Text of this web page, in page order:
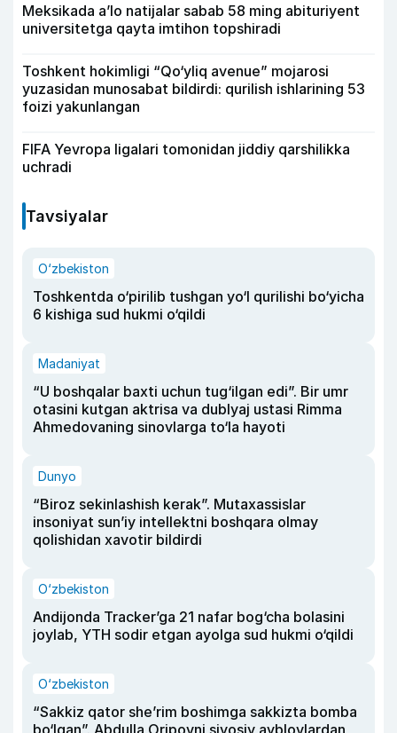
Meksikada a’lo natijalar sabab 58 ming abituriyent
universitetga qayta imtihon topshiradi
Toshkent hokimligi “Qo‘yliq avenue” mojarosi
yuzasidan munosabat bildirdi: qurilish ishlarining 53
foizi yakunlangan
FIFA Yevropa ligalari tomonidan jiddiy qarshilikka
uchradi
Tavsiyalar
O‘zbekiston
Toshkentda o‘pirilib tushgan yo‘l qurilishi bo‘yicha
6 kishiga sud hukmi o‘qildi
Madaniyat
“U boshqalar baxti uchun tug‘ilgan edi”. Bir umr
otasini kutgan aktrisa va dublyaj ustasi Rimma
Ahmedovaning sinovlarga to‘la hayoti
Dunyo
“Biroz sekinlashish kerak”. Mutaxassislar
insoniyat sun’iy intellektni boshqara olmay
qolishidan xavotir bildirdi
O‘zbekiston
Andijonda Tracker’ga 21 nafar bog‘cha bolasini
joylab, YTH sodir etgan ayolga sud hukmi o‘qildi
O‘zbekiston
“Sakkiz qator she’rim boshimga sakkizta bomba
bo‘lgan”. Abdulla Oripovni siyosiy ayblovlardan